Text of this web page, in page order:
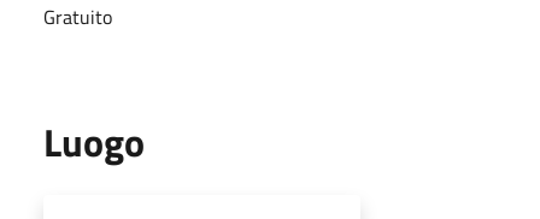
Gratuito
Luogo